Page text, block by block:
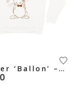
Sweater ‘Ballon’ – caramel